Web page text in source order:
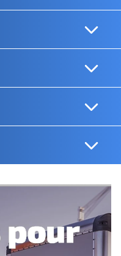
MÉCANIQUE